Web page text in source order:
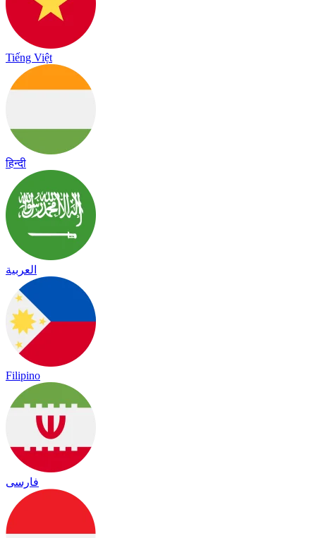
Tiếng Việt
हिन्दी
العربية
Filipino
فارسی